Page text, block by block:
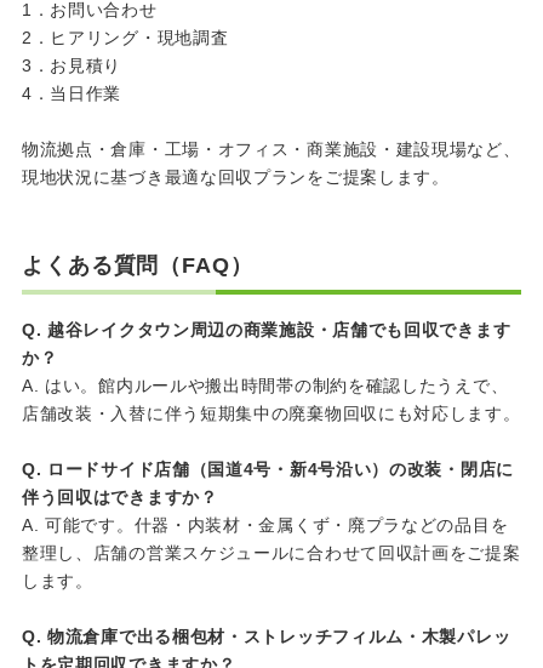
1．お問い合わせ
2．ヒアリング・現地調査
3．お見積り
4．当日作業
物流拠点・倉庫・工場・オフィス・商業施設・建設現場など、
現地状況に基づき最適な回収プランをご提案します。
よくある質問（FAQ）
Q. 越谷レイクタウン周辺の商業施設・店舗でも回収できます
か？
A. はい。館内ルールや搬出時間帯の制約を確認したうえで、
店舗改装・入替に伴う短期集中の廃棄物回収にも対応します。
Q. ロードサイド店舗（国道4号・新4号沿い）の改装・閉店に
伴う回収はできますか？
A. 可能です。什器・内装材・金属くず・廃プラなどの品目を
整理し、店舗の営業スケジュールに合わせて回収計画をご提案
します。
Q. 物流倉庫で出る梱包材・ストレッチフィルム・木製パレッ